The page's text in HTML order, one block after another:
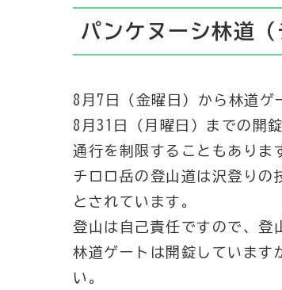
パンケヌーシ林道（
8月7日（金曜日）から林道ゲ
8月31日（月曜日）までの開
通行を制限することもありま
チロロ岳の登山道は沢登りの
とされています。
登山は自己責任ですので、登
林道ゲートは開錠しています
い。